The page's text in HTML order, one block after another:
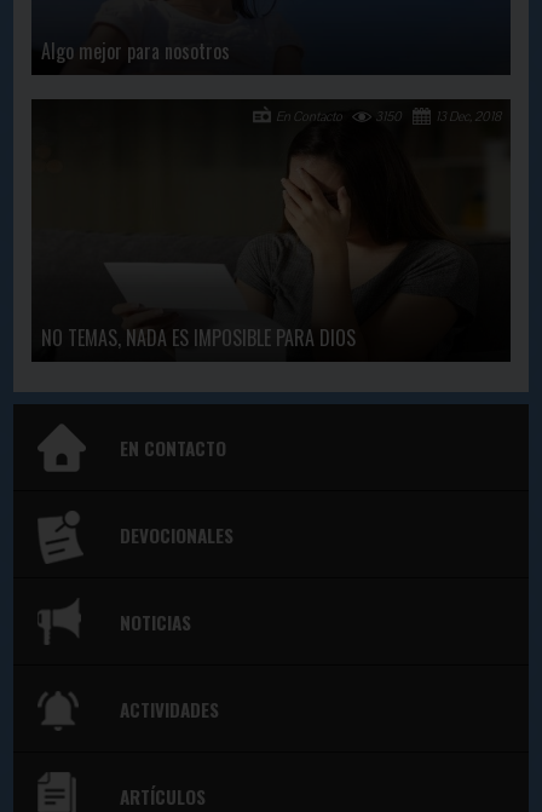
Algo mejor para nosotros
NO TEMAS, NADA ES IMPOSIBLE PARA DIOS
13 Dec, 2018
3150
En Contacto
EN CONTACTO
DEVOCIONALES
NOTICIAS
ACTIVIDADES
ARTÍCULOS